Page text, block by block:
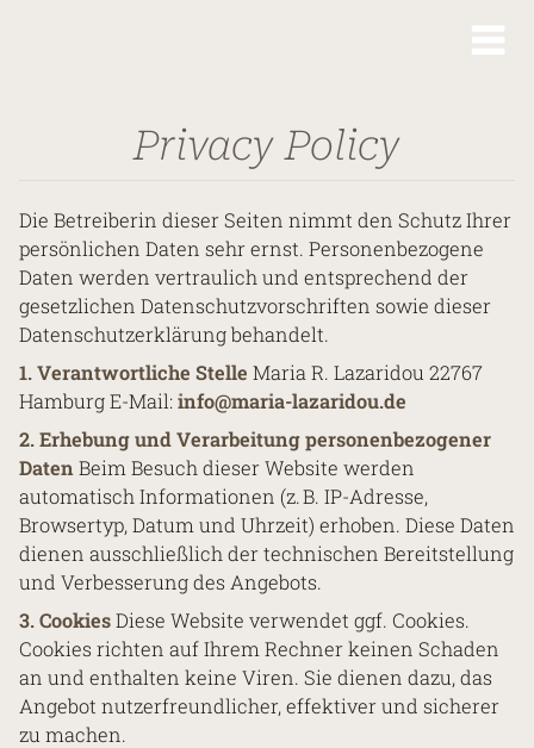
Privacy Policy
Die Betreiberin dieser Seiten nimmt den Schutz Ihrer
persönlichen Daten sehr ernst. Personenbezogene
Daten werden vertraulich und entsprechend der
gesetzlichen Datenschutzvorschriften sowie dieser
Datenschutzerklärung behandelt.
1. Verantwortliche Stelle Maria R. Lazaridou 22767
Hamburg E-Mail:info@maria-lazaridou.de
2. Erhebung und Verarbeitung personenbezogener
Daten Beim Besuch dieser Website werden
automatisch Informationen (z. B. IP-Adresse,
Browsertyp, Datum und Uhrzeit) erhoben. Diese Daten
dienen ausschließlich der technischen Bereitstellung
und Verbesserung des Angebots.
3. CookiesDiese Website verwendet ggf. Cookies.
Cookies richten auf Ihrem Rechner keinen Schaden
an und enthalten keine Viren. Sie dienen dazu, das
Angebot nutzerfreundlicher, effektiver und sicherer
zu machen.